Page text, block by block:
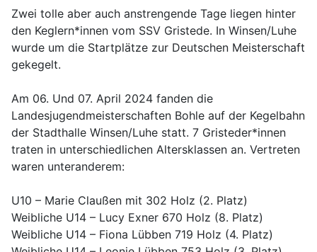
Zwei tolle aber auch anstrengende Tage liegen hinter
den Keglern*innen vom SSV Gristede. In Winsen/Luhe
wurde um die Startplätze zur Deutschen Meisterschaft
gekegelt.
Am 06. Und 07. April 2024 fanden die
Landesjugendmeisterschaften Bohle auf der Kegelbahn
der Stadthalle Winsen/Luhe statt. 7 Gristeder*innen
traten in unterschiedlichen Altersklassen an. Vertreten
waren unteranderem:
U10 – Marie Claußen mit 302 Holz (2. Platz)
Weibliche U14 – Lucy Exner 670 Holz (8. Platz)
Weibliche U14 – Fiona Lübben 719 Holz (4. Platz)